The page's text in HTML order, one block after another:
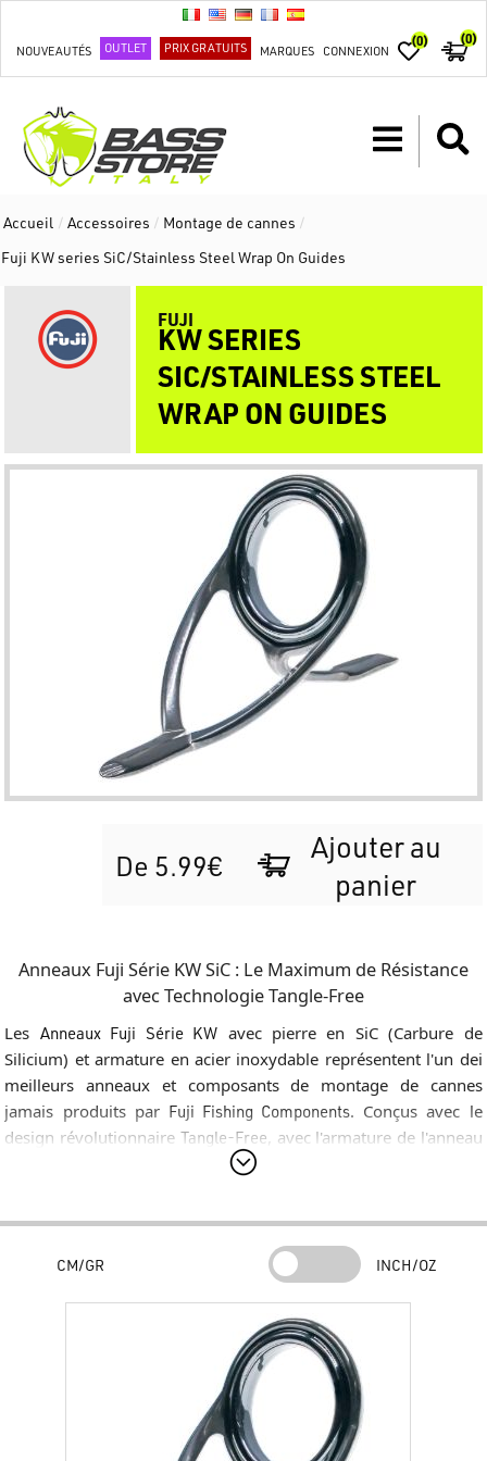
NOUVEAUTÉS OUTLET PRIX GRATUITS MARQUES CONNEXION
(0) (0)
Accueil / Accessoires / Montage de cannes /
Fuji KW series SiC/Stainless Steel Wrap On Guides
FUJI
KW SERIES
SIC/STAINLESS STEEL
WRAP ON GUIDES
De 5.99€
Ajouter au
panier
Anneaux Fuji Série KW SiC : Le Maximum de Résistance
avec Technologie Tangle-Free
Les Anneaux Fuji Série KW avec pierre en SiC (Carbure de
Silicium) et armature en acier inoxydable représentent l'un dei
meilleurs anneaux et composants de montage de cannes
jamais produits par Fuji Fishing Components. Conçus avec le
design révolutionnaire Tangle-Free , avec l'armature de l'anneau
inclinée, ces anneaux éliminent les emmêlements de ligne
spinning lourd, casting et surfcasting utilisant de la tresse.
Pierre SiC et Design K-Series
est célèbre pour sa dureté diamantée et sa
capacité supérieure à dissiper la chaleur, garantissant une
protection totale du fil lors des combats prolongés avec de
grands prédateurs. L'armature de la
Série KWse caractérise par
une double patte inclinée qui évacue automatiquement les
boucles de fil, évitant les casses accidentelles de la ligne et
garantissant des distances de lancer supérieures.
CM/GR INCH/OZ